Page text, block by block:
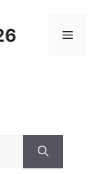
Menu